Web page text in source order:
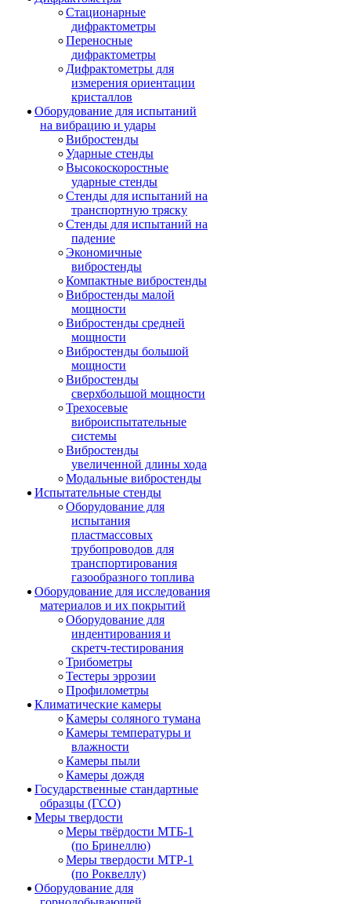
Стационарные
дифрактометры
Переносные
дифрактометры
Дифрактометры для
измерения ориентации
кристаллов
Оборудование для испытаний
на вибрацию и удары
Вибростенды
Ударные стенды
Высокоскоростные
ударные стенды
Стенды для испытаний на
транспортную тряску
Стенды для испытаний на
падение
Экономичные
вибростенды
Компактные вибростенды
Вибростенды малой
мощности
Вибростенды средней
мощности
Вибростенды большой
мощности
Вибростенды
сверхбольшой мощности
Трехосевые
виброиспытательные
системы
Вибростенды
увеличенной длины хода
Модальные вибростенды
Испытательные стенды
Оборудование для
испытания
пластмассовых
трубопроводов для
транспортирования
газообразного топлива
Оборудование для исследования
материалов и их покрытий
Оборудование для
индентирования и
скретч-тестирования
Трибометры
Тестеры эррозии
Профилометры
Климатические камеры
Камеры соляного тумана
Камеры температуры и
влажности
Камеры пыли
Камеры дождя
Государственные стандартные
образцы (ГСО)
Меры твердости
Меры твёрдости МТБ-1
(по Бринеллю)
Меры твердости МТР-1
(по Роквеллу)
Оборудование для